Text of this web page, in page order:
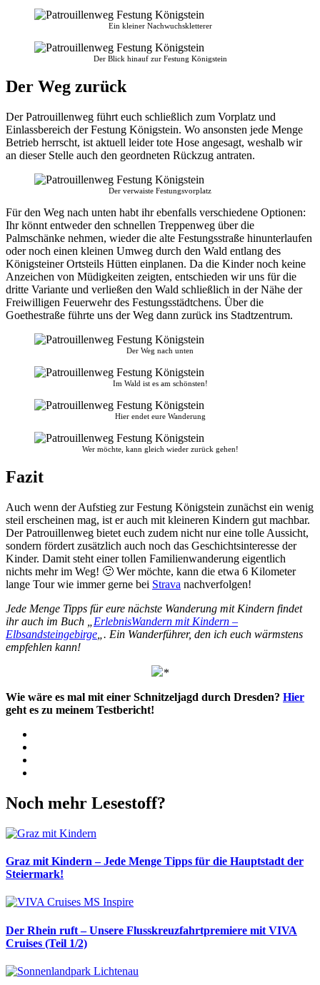
Ein kleiner Nachwuchskletterer
Der Blick hinauf zur Festung Königstein
Der Weg zurück
Der Patrouillenweg führt euch schließlich zum Vorplatz und
Einlassbereich der Festung Königstein. Wo ansonsten jede Menge
Betrieb herrscht, ist aktuell leider tote Hose angesagt, weshalb wir
an dieser Stelle auch den geordneten Rückzug antraten.
Der verwaiste Festungsvorplatz
Für den Weg nach unten habt ihr ebenfalls verschiedene Optionen:
Ihr könnt entweder den schnellen Treppenweg über die
Palmschänke nehmen, wieder die alte Festungsstraße hinunterlaufen
oder noch einen kleinen Umweg durch den Wald entlang des
Königsteiner Ortsteils Hütten einplanen. Da die Kinder noch keine
Anzeichen von Müdigkeiten zeigten, entschieden wir uns für die
dritte Variante und verließen den Wald schließlich in der Nähe der
Freiwilligen Feuerwehr des Festungsstädtchens. Über die
Goethestraße führte uns der Weg dann zurück ins Stadtzentrum.
Der Weg nach unten
Im Wald ist es am schönsten!
Hier endet eure Wanderung
Wer möchte, kann gleich wieder zurück gehen!
Fazit
Auch wenn der Aufstieg zur Festung Königstein zunächst ein wenig
steil erscheinen mag, ist er auch mit kleineren Kindern gut machbar.
Der Patrouillenweg bietet euch zudem nicht nur eine tolle Aussicht,
sondern fördert zusätzlich auch noch das Geschichtsinteresse der
Kinder. Damit steht einer tollen Familienwanderung eigentlich
nichts mehr im Weg! 🙂 Wer möchte, kann die etwa 6 Kilometer
lange Tour wie immer gerne bei Strava nachverfolgen!
Jede Menge Tipps für eure nächste Wanderung mit Kindern findet
ihr auch im Buch „ ErlebnisWandern mit Kindern –
Elbsandsteingebirge „. Ein Wanderführer, den ich euch wärmstens
empfehlen kann!
*
Wie wäre es mal mit einer Schnitzeljagd durch Dresden? Hier
geht es zu meinem Testbericht!
Noch mehr Lesestoff?
Graz mit Kindern – Jede Menge Tipps für die Hauptstadt der
Steiermark!
Der Rhein ruft – Unsere Flusskreuzfahrtpremiere mit VIVA
Cruises (Teil 1/2)